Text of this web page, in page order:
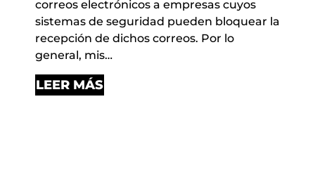
correos electrónicos a empresas cuyos
sistemas de seguridad pueden bloquear la
recepción de dichos correos. Por lo
general, mis…
LEER MÁS